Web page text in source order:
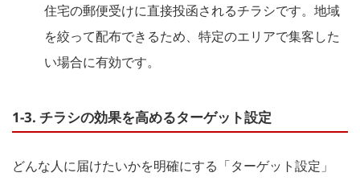
住宅の郵便受けに直接投函されるチラシです。地域
を絞って配布できるため、特定のエリアで集客した
い場合に有効です。
1-3. チラシの効果を高めるターゲット設定
どんな人に届けたいかを明確にする「ターゲット設定」